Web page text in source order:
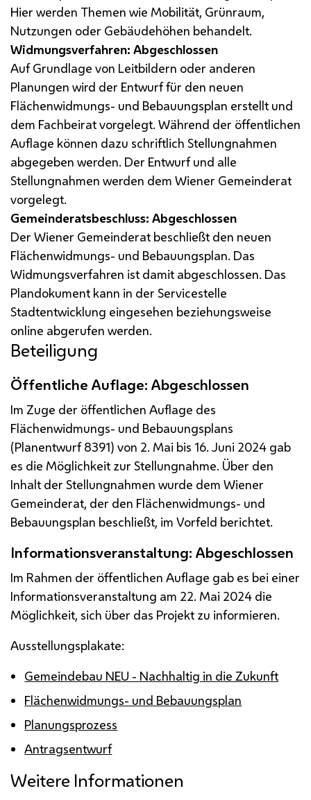
Hier werden Themen wie Mobilität, Grünraum,
Nutzungen oder Gebäudehöhen behandelt.
Widmungsverfahren: Abgeschlossen
Auf Grundlage von Leitbildern oder anderen
Planungen wird der Entwurf für den neuen
Flächenwidmungs- und Bebauungsplan erstellt und
dem Fachbeirat vorgelegt. Während der öffentlichen
Auflage können dazu schriftlich Stellungnahmen
abgegeben werden. Der Entwurf und alle
Stellungnahmen werden dem Wiener Gemeinderat
vorgelegt.
Gemeinderatsbeschluss: Abgeschlossen
Der Wiener Gemeinderat beschließt den neuen
Flächenwidmungs- und Bebauungsplan. Das
Widmungsverfahren ist damit abgeschlossen. Das
Plandokument kann in der Servicestelle
Stadtentwicklung eingesehen beziehungsweise
online abgerufen werden.
Beteiligung
Öffentliche Auflage: Abgeschlossen
Im Zuge der öffentlichen Auflage des
Flächenwidmungs- und Bebauungsplans
(Planentwurf 8391) von 2. Mai bis 16. Juni 2024 gab
es die Möglichkeit zur Stellungnahme. Über den
Inhalt der Stellungnahmen wurde dem Wiener
Gemeinderat, der den Flächenwidmungs- und
Bebauungsplan beschließt, im Vorfeld berichtet.
Informationsveranstaltung: Abgeschlossen
Im Rahmen der öffentlichen Auflage gab es bei einer
Informationsveranstaltung am 22. Mai 2024 die
Möglichkeit, sich über das Projekt zu informieren.
Ausstellungsplakate:
Gemeindebau NEU - Nachhaltig in die Zukunft
Flächenwidmungs- und Bebauungsplan
Planungsprozess
Antragsentwurf
Weitere Informationen